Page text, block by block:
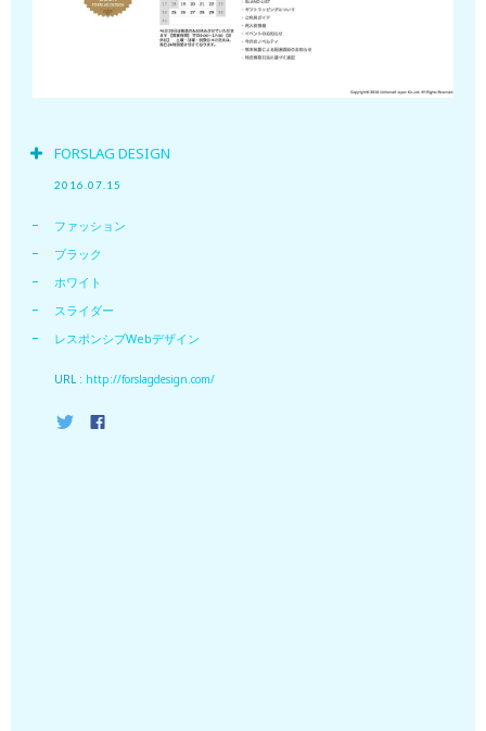
FORSLAG DESIGN
2016.07.15
ファッション
ブラック
ホワイト
スライダー
レスポンシブWebデザイン
URL : http://forslagdesign.com/